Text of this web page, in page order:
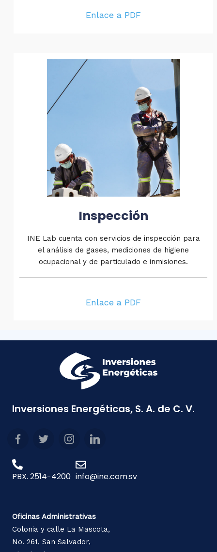
Enlace a PDF
Inspección
INE Lab cuenta con servicios de inspección para
el análisis de gases, mediciones de higiene
ocupacional y de particulado e inmisiones.
Enlace a PDF
Inversiones Energéticas, S. A. de C. V.
PBX. 2514-4200 info@ine.com.sv
Oficinas Administrativas
Colonia y calle La Mascota,
No. 261, San Salvador,